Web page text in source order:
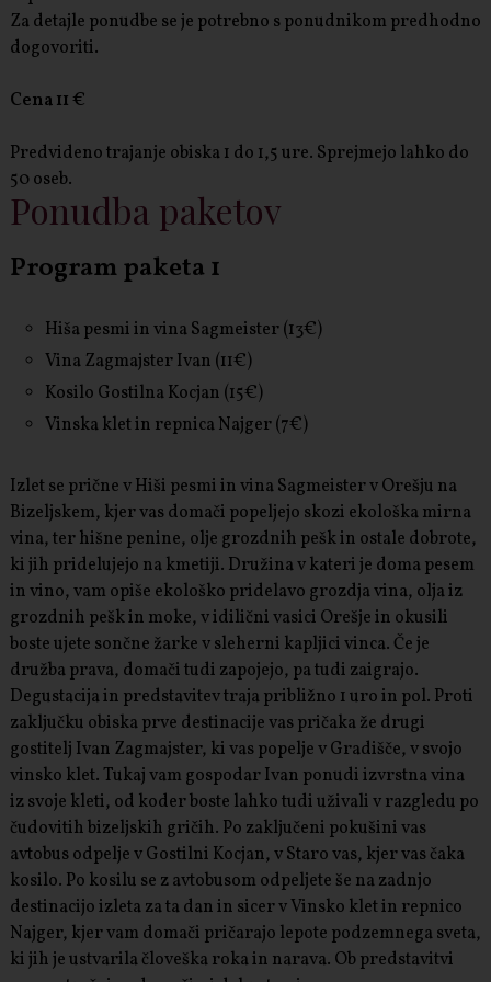
Za detajle ponudbe se je potrebno s ponudnikom predhodno
dogovoriti.
Cena 11 €
Predvideno trajanje obiska 1 do 1,5 ure. Sprejmejo lahko do
50 oseb.
Ponudba paketov
Program paketa 1
Hiša pesmi in vina Sagmeister (13€)
Vina Zagmajster Ivan (11€)
Kosilo Gostilna Kocjan (15€)
Vinska klet in repnica Najger (7€)
Izlet se prične v Hiši pesmi in vina Sagmeister v Orešju na
Bizeljskem, kjer vas domači popeljejo skozi ekološka mirna
vina, ter hišne penine, olje grozdnih pešk in ostale dobrote,
ki jih pridelujejo na kmetiji. Družina v kateri je doma pesem
in vino, vam opiše ekološko pridelavo grozdja vina, olja iz
grozdnih pešk in moke, v idilični vasici Orešje in okusili
boste ujete sončne žarke v sleherni kapljici vinca. Če je
družba prava, domači tudi zapojejo, pa tudi zaigrajo.
Degustacija in predstavitev traja približno 1 uro in pol. Proti
zaključku obiska prve destinacije vas pričaka že drugi
gostitelj Ivan Zagmajster, ki vas popelje v Gradišče, v svojo
vinsko klet. Tukaj vam gospodar Ivan ponudi izvrstna vina
iz svoje kleti, od koder boste lahko tudi uživali v razgledu po
čudovitih bizeljskih gričih. Po zaključeni pokušini vas
avtobus odpelje v Gostilni Kocjan, v Staro vas, kjer vas čaka
kosilo. Po kosilu se z avtobusom odpeljete še na zadnjo
destinacijo izleta za ta dan in sicer v Vinsko klet in repnico
Najger, kjer vam domači pričarajo lepote podzemnega sveta,
ki jih je ustvarila človeška roka in narava. Ob predstavitvi